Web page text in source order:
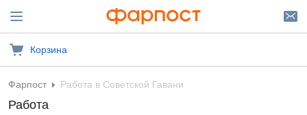
Корзина
Фарпост Работа в Советской Гавани
Работа